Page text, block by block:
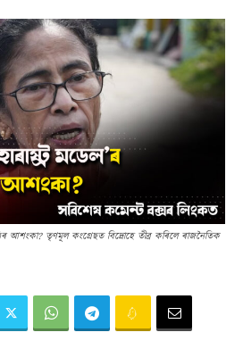
আশংকা? তৃণমূল কংগ্ৰেছত বিদ্ৰোহে তীব্ৰ কৰিলে ৰাজনৈতিক